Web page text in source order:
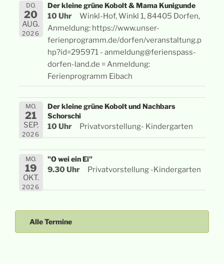
DO.
20
AUG.
2026
Der kleine grüne Kobolt & Mama Kunigunde
10 Uhr
Winkl-Hof, Winkl 1, 84405 Dorfen,
Anmeldung: https://www.unser-
ferienprogramm.de/dorfen/veranstaltung.p
hp?id=295971 - anmeldung@ferienspass-
dorfen-land.de = Anmeldung:
Ferienprogramm Eibach
MO.
21
SEP.
2026
Der kleine grüne Kobolt und Nachbars
Schorschi
10 Uhr Privatvorstellung- Kindergarten
MO.
19
OKT.
2026
"O wei ein Ei"
9.30 Uhr Privatvorstellung -Kindergarten
Alle Termine